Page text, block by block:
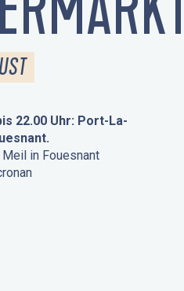
22.00 Uhr: Port-La-
in Fouesnant